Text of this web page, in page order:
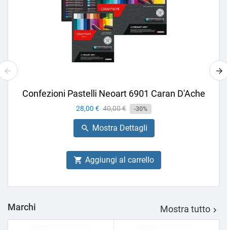
Confezioni Pastelli Neoart 6901 Caran D'Ache
Prezzo
28,00 € Prezzo
base
40,00 € -30%
 Mostra Dettagli
 Aggiungi al carrello
Marchi Mostra tutto 